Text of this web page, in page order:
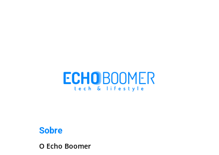
Sobre
O Echo Boomer